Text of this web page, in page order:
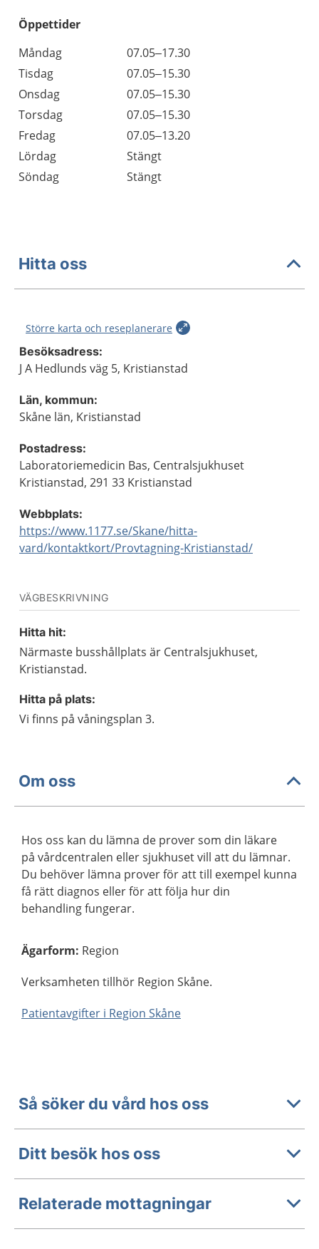
Öppettider
Dag
Öppettider
Kommentarer
Måndag
07.05–17.30
Tisdag
07.05–15.30
Onsdag
07.05–15.30
Torsdag
07.05–15.30
Fredag
07.05–13.20
Lördag
Stängt
Söndag
Stängt
Hitta oss
Större karta och reseplanerare
Besöksadress:
J A Hedlunds väg 5, Kristianstad
Län, kommun:
Skåne län, Kristianstad
Postadress:
Laboratoriemedicin Bas, Centralsjukhuset
Kristianstad, 291 33 Kristianstad
Webbplats:
https://www.1177.se/Skane/hitta-
vard/kontaktkort/Provtagning-Kristianstad/
VÄGBESKRIVNING
Hitta hit:
Närmaste busshållplats är Centralsjukhuset,
Kristianstad.
Hitta på plats:
Vi finns på våningsplan 3.
Om oss
Hos oss kan du lämna de prover som din läkare
på vårdcentralen eller sjukhuset vill att du lämnar.
Du behöver lämna prover för att till exempel kunna
få rätt diagnos eller för att följa hur din
behandling fungerar.
Ägarform: Region
Verksamheten tillhör Region Skåne.
Patientavgifter i Region Skåne
Så söker du vård hos oss
Ditt besök hos oss
Relaterade mottagningar